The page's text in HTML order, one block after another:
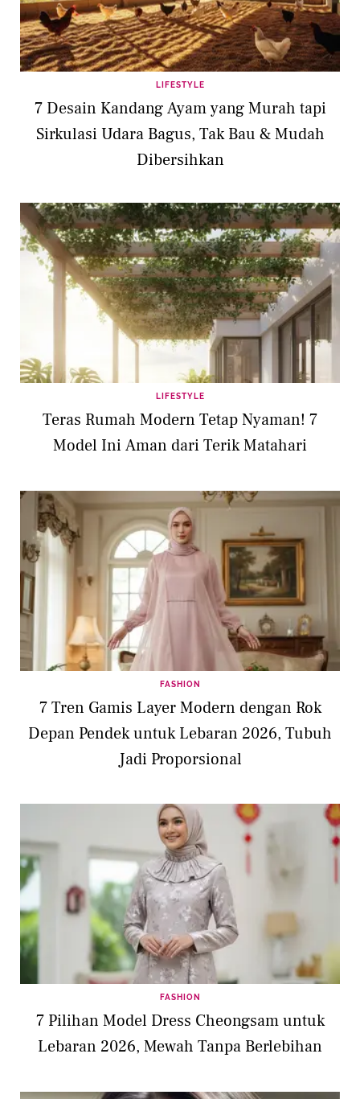
LIFESTYLE
7 Desain Kandang Ayam yang Murah tapi
Sirkulasi Udara Bagus, Tak Bau & Mudah
Dibersihkan
LIFESTYLE
Teras Rumah Modern Tetap Nyaman! 7
Model Ini Aman dari Terik Matahari
FASHION
7 Tren Gamis Layer Modern dengan Rok
Depan Pendek untuk Lebaran 2026, Tubuh
Jadi Proporsional
FASHION
7 Pilihan Model Dress Cheongsam untuk
Lebaran 2026, Mewah Tanpa Berlebihan